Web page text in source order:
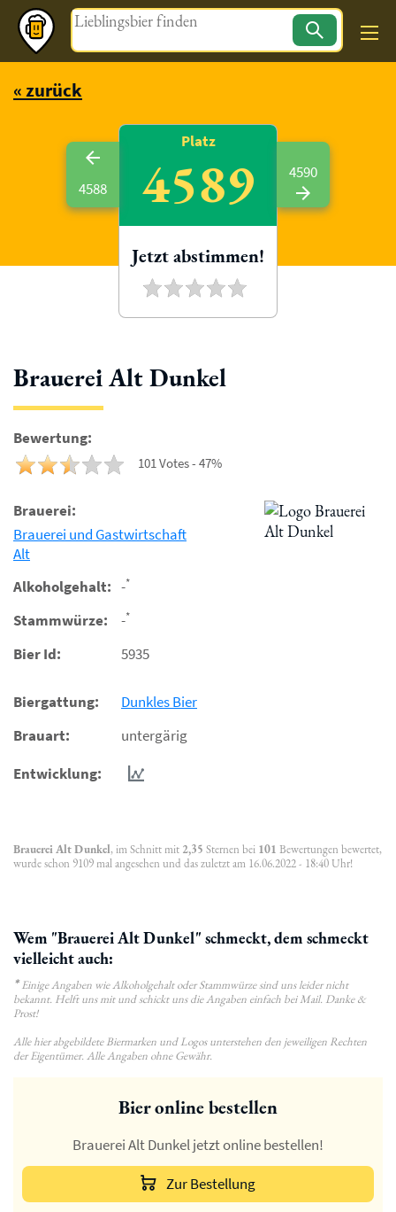
Magazin
« zurück
Brauerei Alt Dunkel
Bewertung:
101 Votes - 47%
Brauerei:
Brauerei und Gastwirtschaft
Alt
Alkoholgehalt: -*
Stammwürze: -*
Bier Id: 5935
Biergattung:
Dunkles Bier
Brauart:
untergärig
Entwicklung:
Brauerei Alt Dunkel, im Schnitt mit 2,35 Sternen bei 101 Bewertungen bewertet,
wurde schon 9109 mal angesehen und das zuletzt am 16.06.2022 - 18:40 Uhr!
Wem "Brauerei Alt Dunkel" schmeckt, dem schmeckt
vielleicht auch:
*Einige Angaben wie Alkoholgehalt oder Stammwürze sind uns leider nicht
bekannt. Helft uns mit und schickt uns die Angaben einfach bei Mail. Danke &
Prost!
Alle hier abgebildete Biermarken und Logos unterstehen den jeweiligen Rechten
der Eigentümer. Alle Angaben ohne Gewähr.
4588
Platz
4589
Jetzt abstimmen!
4590
Bier online bestellen
Brauerei Alt Dunkel jetzt online bestellen!
Zur Bestellung